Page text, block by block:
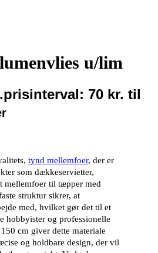
u/lim
prisinterval: 70 kr. til
tynd mellemfoer, der er
som dækkeservietter,
mellemfoer til tæpper med
struktur sikrer, at
med, hvilket gør det til et
hobbyister og professionelle
cm giver dette materiale
og holdbare design, der vil